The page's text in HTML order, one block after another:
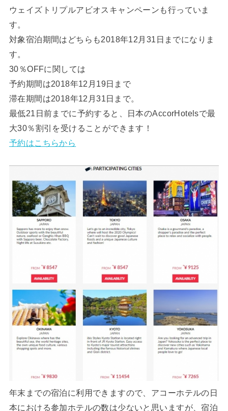
ウェイズトリプルアビオスキャンペーンも行っていま
す。
対象宿泊期間はどちらも2018年12月31日までになりま
す。
30％OFFに関しては
予約期間は2018年12月19日まで
滞在期間は2018年12月31日まで。
最低21日前までに予約すると、日本のAccorHotelsで最
大30％割引を受けることができます！
予約はこちらから
年末までの宿泊に利用できますので、アコーホテルの日
本における参加ホテルの数は少ないと思いますが、宿泊